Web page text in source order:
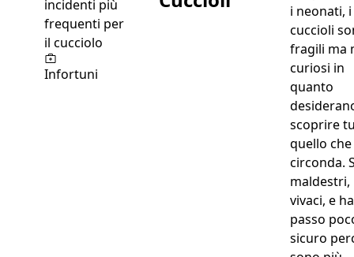
Infortuni
i neonati, i
cuccioli
fragili ma
curiosi in
quanto
scoprire
quello
circonda.
maldestri,
vivaci, e
passo
sicuro